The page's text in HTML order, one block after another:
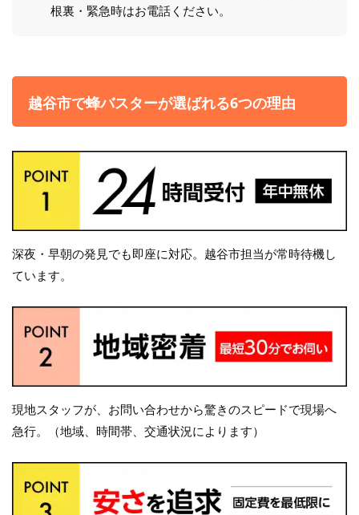
根裏・緊急時はお電話ください。
越谷市で蜂バスターが選ばれる6つの理由
深夜・早朝の発見でも即座に対応。越谷市担当が常時待機し
ています。
現地スタッフが、お問い合わせから驚きのスピードで現場へ
急行。（地域、時間帯、交通状況によります）